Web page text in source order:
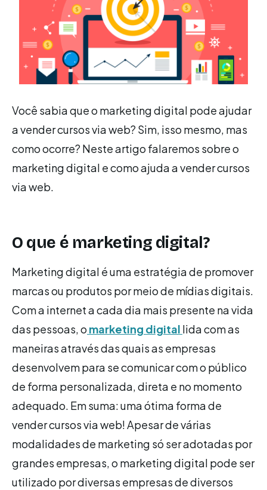
Você sabia que o marketing digital pode ajudar
a vender cursos via web? Sim, isso mesmo, mas
como ocorre? Neste artigo falaremos sobre o
marketing digital e como ajuda a vender cursos
via web.
O que é marketing digital?
Marketing digital é uma estratégia de promover
marcas ou produtos por meio de mídias digitais.
Com a internet a cada dia mais presente na vida
das pessoas, o marketing digital lida com as
maneiras através das quais as empresas
desenvolvem para se comunicar com o público
de forma personalizada, direta e no momento
adequado. Em suma: uma ótima forma de
vender cursos via web! Apesar de várias
modalidades de marketing só ser adotadas por
grandes empresas, o marketing digital pode ser
utilizado por diversas empresas de diversos